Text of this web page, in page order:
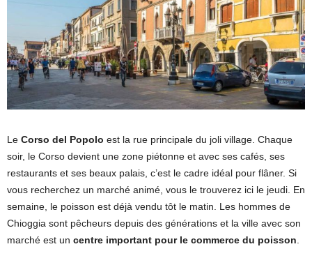
Le Corso del Popolo est la rue principale du joli village. Chaque
soir, le Corso devient une zone piétonne et avec ses cafés, ses
restaurants et ses beaux palais, c’est le cadre idéal pour flâner. Si
vous recherchez un marché animé, vous le trouverez ici le jeudi. En
semaine, le poisson est déjà vendu tôt le matin. Les hommes de
Chioggia sont pêcheurs depuis des générations et la ville avec son
marché est un centre important pour le commerce du poisson